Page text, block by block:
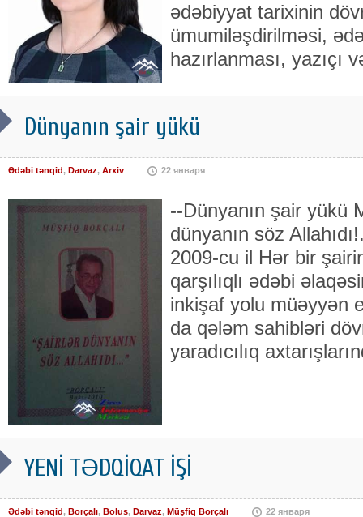
ədəbiyyat tarixinin
ümumiləşdirilməsi,
hazırlanması, yazıçı
Dünyanın şair yükü
Ədəbi tənqid, Darvaz, Arxiv 22 января
--Dünyanın şair yükü
dünyanın söz
2009-cu il Hər bir
qarşılıqlı ədəbi
inkişaf yolu müəyyən
da qələm sahibləri
yaradıcılıq
YENİ TƏDQİQAT İŞİ
Ədəbi tənqid, Borçalı, Bolus, Darvaz, Müşfiq Borçalı 22 января